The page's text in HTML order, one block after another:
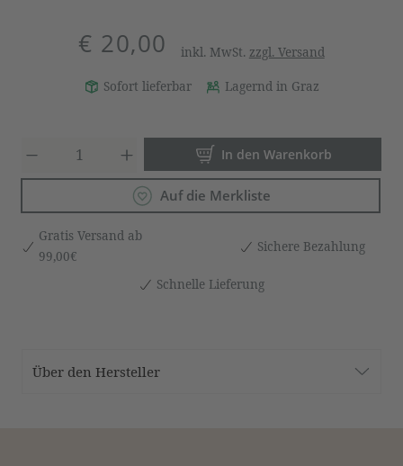
€ 20,00 inkl. MwSt. zzgl. Versand
Sofort lieferbar Lagernd in Graz
Produkt Anzahl: Gib den
In den Warenkorb
Auf die Merkliste
Gratis Versand ab
99,00€
Sichere Bezahlung
Schnelle Lieferung
Über den Hersteller